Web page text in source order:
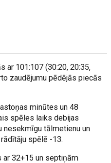
ar 101:107 (30:20, 20:35,
zaudējumu pēdējās piecās
minūtes un 48
spēles laiks debijas
nesekmīgu tālmetienu un
spēlē -13.
ar 32+15 un septiņām